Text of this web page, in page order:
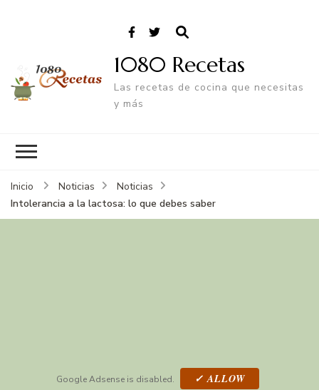
1080 Recetas
Las recetas de cocina que necesitas
y más
Inicio Noticias
Noticias
Intolerancia a la lactosa: lo que debes saber
Google Adsense is disabled. ✓ ALLOW